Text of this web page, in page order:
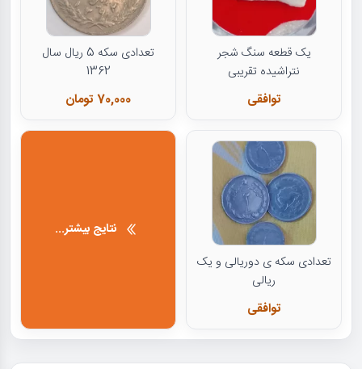
یک قطعه سنگ شجر
نتراشیده تقریبی
توافقی
تعدادی سکه 5 ریال سال
1362
70,000 تومان
تعدادی سکه ی دوریالی و یک
ریالی
توافقی
نتایج بیشتر...